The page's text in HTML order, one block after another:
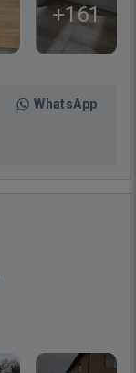
+161
WhatsApp